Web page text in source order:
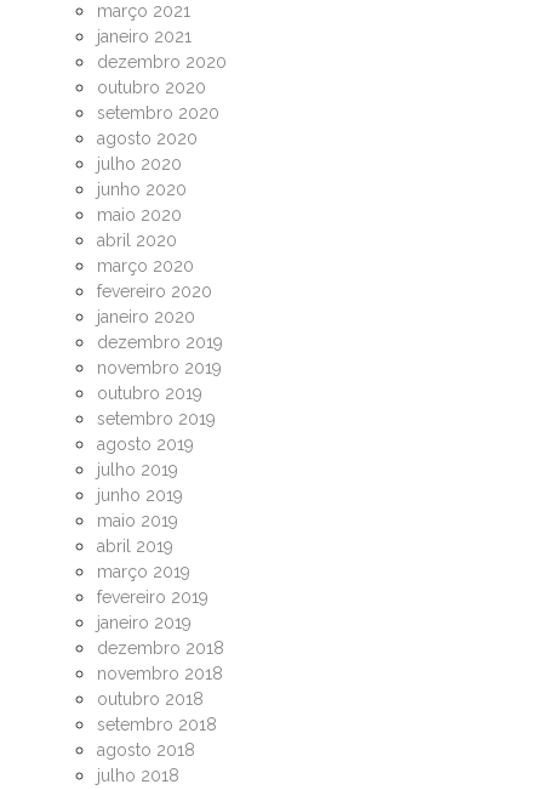
março 2021
janeiro 2021
dezembro 2020
outubro 2020
setembro 2020
agosto 2020
julho 2020
junho 2020
maio 2020
abril 2020
março 2020
fevereiro 2020
janeiro 2020
dezembro 2019
novembro 2019
outubro 2019
setembro 2019
agosto 2019
julho 2019
junho 2019
maio 2019
abril 2019
março 2019
fevereiro 2019
janeiro 2019
dezembro 2018
novembro 2018
outubro 2018
setembro 2018
agosto 2018
julho 2018